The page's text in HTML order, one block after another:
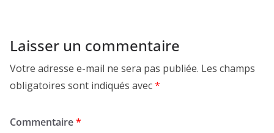
Laisser un commentaire
Votre adresse e-mail ne sera pas publiée. Les champs
obligatoires sont indiqués avec*
Commentaire*